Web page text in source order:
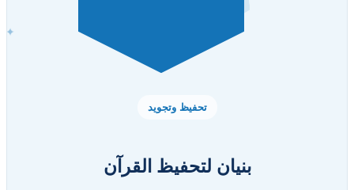
✦
تحفيظ وتجويد
بنيان لتحفيظ القرآن